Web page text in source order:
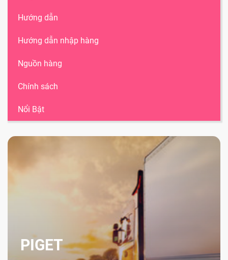
Hướng dẫn
Hướng dẫn nhập hàng
Nguồn hàng
Chính sách
Nổi Bật
PIGET